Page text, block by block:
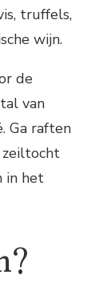
truffels,
wijn.
de
van
Ga raften
zeiltocht
in het